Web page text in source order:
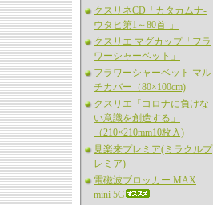
クスリネCD「カタカムナ-
ウタヒ第1～80首-」
クスリエ マグカップ「フラ
ワーシャーベット」
フラワーシャーベット マル
チカバー（80×100cm)
クスリエ「コロナに負けな
い意識を創造する」
（210×210mm10枚入)
見楽来プレミア(ミラクルプ
レミア)
電磁波ブロッカー MAX
mini 5G